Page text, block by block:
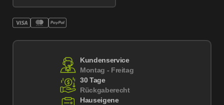
Kundenservice
Montag - Freitag
30 Tage
Rückgaberecht
Hauseigene